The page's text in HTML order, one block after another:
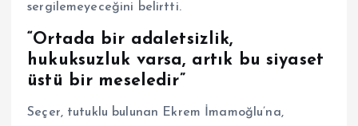
sergilemeyeceğini belirtti.
“Ortada bir adaletsizlik,
hukuksuzluk varsa, artık bu siyaset
üstü bir meseledir”
Seçer, tutuklu bulunan Ekrem İmamoğlu’na,